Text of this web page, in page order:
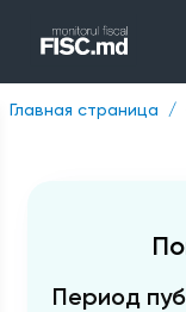
Главная страница
Период